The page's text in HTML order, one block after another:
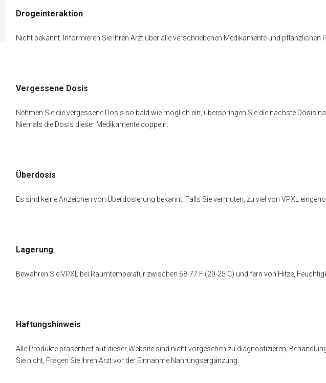
Drogeinteraktion
Nicht bekannt. Informieren Sie Ihren Arzt über alle verschriebenen Medikamente und pflanzlichen
Vergessene Dosis
Nehmen Sie die vergessene Dosis so bald wie möglich ein, überspringen Sie die nächste Dosis
Niemals die Dosis dieser Medikamente doppeln.
Überdosis
Es sind keine Anzeichen von Überdosierung bekannt. Falls Sie vermuten, zu viel von VPXL
Lagerung
Bewahren Sie VPXL bei Raumtemperatur zwischen 68-77 F (20-25 C) und fern von Hitze,
Haftungshinweis
Alle Produkte präsentiert auf dieser Website sind nicht vorgesehen zu diagnostizieren,
Sie nicht, Fragen Sie Ihren Arzt vor der Einnahme Nahrungsergänzung.